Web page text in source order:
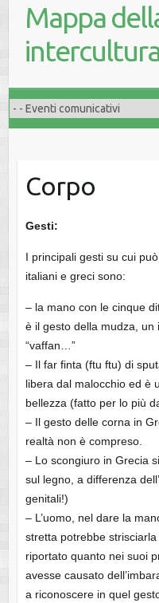
Mappa
Corpo
Gesti:
I principali gesti su cui
italiani e greci sono:
– la mano con le cinque
è il gesto della mudza, un
“vaffan…”
– Il far finta (ftu ftu) di
libera dal malocchio ed è
bellezza (fatto per lo più
– Il gesto delle corna in
realtà non è compreso.
– Lo scongiuro in Grecia
sul legno, a differenza
genitali!)
– L’uomo, nel dare la
stretta potrebbe
riportato quanto nei suoi
avesse causato
a riconoscere in quel